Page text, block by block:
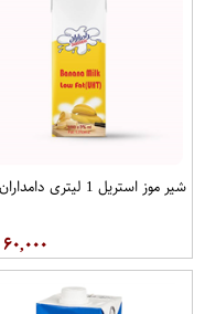
شیر موز استریل 1 لیتری دامداران
۶۰,۰۰۰